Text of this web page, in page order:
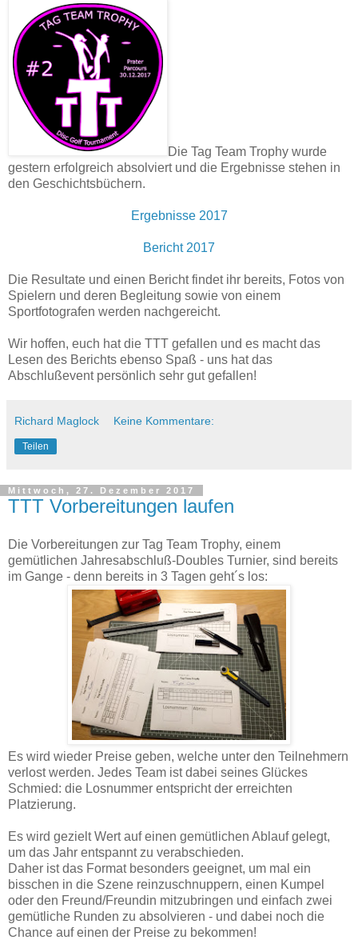
Die Tag Team Trophy wurde
gestern erfolgreich absolviert und die Ergebnisse stehen in
den Geschichtsbüchern.
Ergebnisse 2017
Bericht 2017
Die Resultate und einen Bericht findet ihr bereits, Fotos von
Spielern und deren Begleitung sowie von einem
Sportfotografen werden nachgereicht.
Wir hoffen, euch hat die TTT gefallen und es macht das
Lesen des Berichts ebenso Spaß - uns hat das
Abschlußevent persönlich sehr gut gefallen!
Richard Maglock Keine Kommentare:
Teilen
Mittwoch, 27. Dezember 2017
TTT Vorbereitungen laufen
Die Vorbereitungen zur Tag Team Trophy, einem
gemütlichen Jahresabschluß-Doubles Turnier, sind bereits
im Gange - denn bereits in 3 Tagen geht´s los:
Es wird wieder Preise geben, welche unter den Teilnehmern
verlost werden. Jedes Team ist dabei seines Glückes
Schmied: die Losnummer entspricht der erreichten
Platzierung.
Es wird gezielt Wert auf einen gemütlichen Ablauf gelegt,
um das Jahr entspannt zu verabschieden.
Daher ist das Format besonders geeignet, um mal ein
bisschen in die Szene reinzuschnuppern, einen Kumpel
oder den Freund/Freundin mitzubringen und einfach zwei
gemütliche Runden zu absolvieren - und dabei noch die
Chance auf einen der Preise zu bekommen!